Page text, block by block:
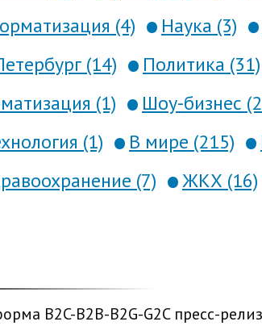
(4)
Наука (3)
(14) Политика (31)
(1)
Шоу-бизнес
(1) В мире (215)
(7) ЖКХ (16)
B2C-B2B-B2G-G2C пресс-